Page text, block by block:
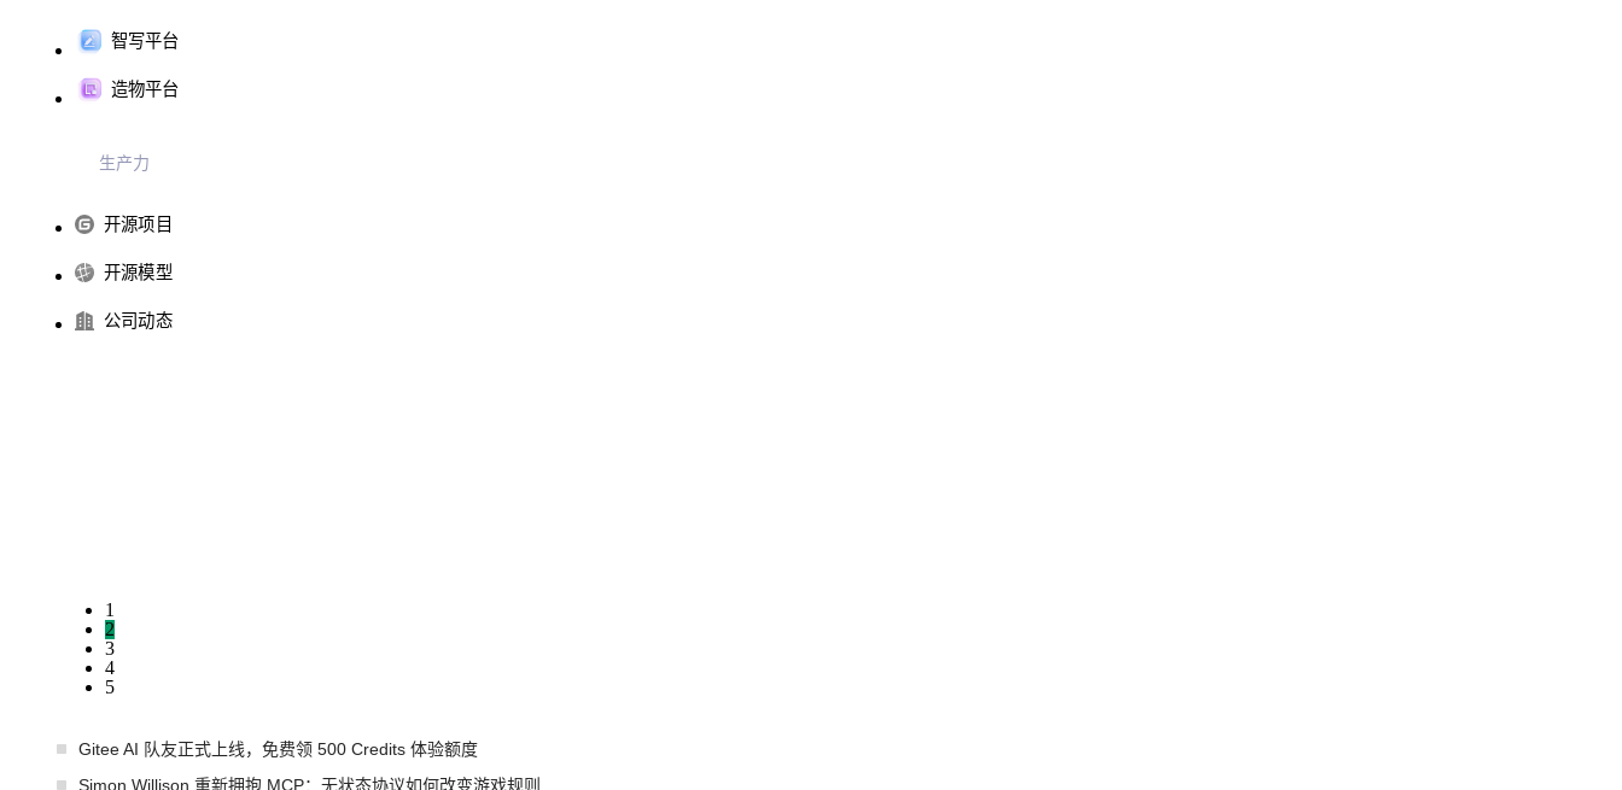
智写平台
造物平台
生产力
开源项目
开源模型
公司动态
1
2
3
4
5
Gitee AI 队友正式上线，免费领 500 Credits 体验额度
Simon Willison 重新拥抱 MCP：无状态协议如何改变游戏规则